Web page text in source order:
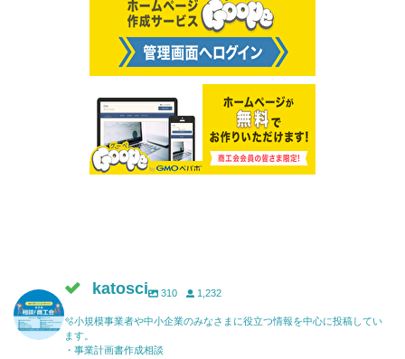
katosci 310 1,232
🫧小規模事業者や中小企業のみなさまに役立つ情報を中心に投稿してい
ます。
・事業計画書作成相談